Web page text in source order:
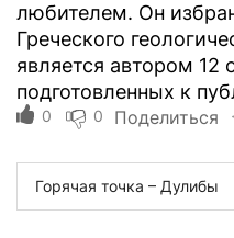
любителем. Он
Греческого
является автором 12
подготовленных к
0 0 Поделиться
Горячая точка – Дулибы